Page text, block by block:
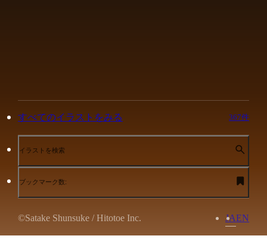
すべてのイラストをみる 367件
イラストを検索
ブックマーク数:
©Satake Shunsuke / Hitotoe Inc. JAEN